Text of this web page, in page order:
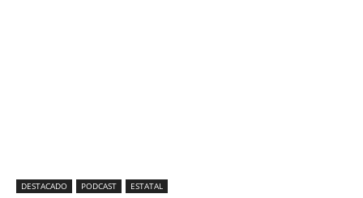
DESTACADO PODCAST ESTATAL